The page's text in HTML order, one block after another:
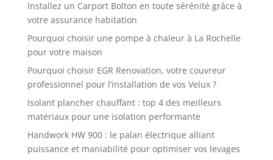
Installez un Carport Bolton en toute sérénité grâce à
votre assurance habitation
Pourquoi choisir une pompe à chaleur à La Rochelle
pour votre maison
Pourquoi choisir EGR Renovation, votre couvreur
professionnel pour l’installation de vos Velux ?
Isolant plancher chauffant : top 4 des meilleurs
matériaux pour une isolation performante
Handwork HW 900 : le palan électrique alliant
puissance et maniabilité pour optimiser vos levages